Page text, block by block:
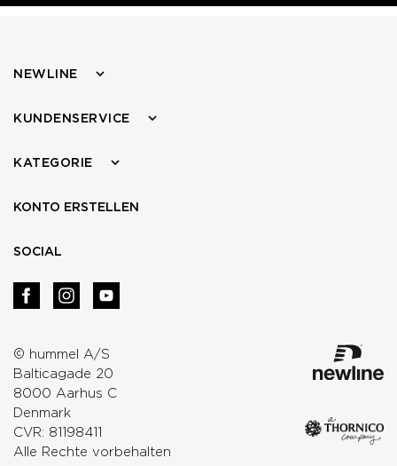
© hummel A/S
Balticagade 20
8000 Aarhus C
Denmark
CVR: 81198411
Alle Rechte vorbehalten
NEWLINE
KUNDENSERVICE
KATEGORIE
KONTO ERSTELLEN
SOCIAL